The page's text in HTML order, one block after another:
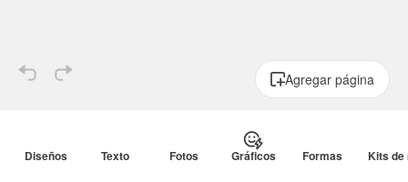
Agregar página
Bar
Diseños Texto Fotos Gráficos Formas Kits